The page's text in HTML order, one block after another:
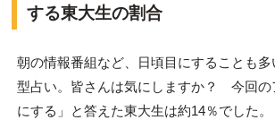
する東大生の割合
朝の情報番組など、日頃目にすることも
型占い。皆さんは気にしますか？ 今回の
にする」と答えた東大生は約14％でした。